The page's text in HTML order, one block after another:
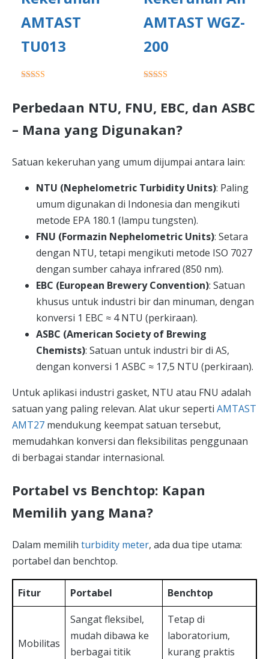
AMTAST
TU013
AMTAST WGZ-
200
Perbedaan NTU, FNU, EBC, dan ASBC
– Mana yang Digunakan?
Satuan kekeruhan yang umum dijumpai antara lain:
NTU (Nephelometric Turbidity Units): Paling
umum digunakan di Indonesia dan mengikuti
metode EPA 180.1 (lampu tungsten).
FNU (Formazin Nephelometric Units): Setara
dengan NTU, tetapi mengikuti metode ISO 7027
dengan sumber cahaya infrared (850 nm).
EBC (European Brewery Convention): Satuan
khusus untuk industri bir dan minuman, dengan
konversi 1 EBC ≈ 4 NTU (perkiraan).
ASBC (American Society of Brewing
Chemists): Satuan untuk industri bir di AS,
dengan konversi 1 ASBC ≈ 17,5 NTU (perkiraan).
Untuk aplikasi industri gasket, NTU atau FNU adalah
satuan yang paling relevan. Alat ukur seperti AMTAST
AMT27 mendukung keempat satuan tersebut,
memudahkan konversi dan fleksibilitas penggunaan
di berbagai standar internasional.
Portabel vs Benchtop: Kapan
Memilih yang Mana?
Dalam memilih turbidity meter, ada dua tipe utama:
portabel dan benchtop.
Fitur Portabel Benchtop
Mobilitas
Sangat fleksibel,
mudah dibawa ke
berbagai titik
Tetap di
laboratorium,
kurang praktis